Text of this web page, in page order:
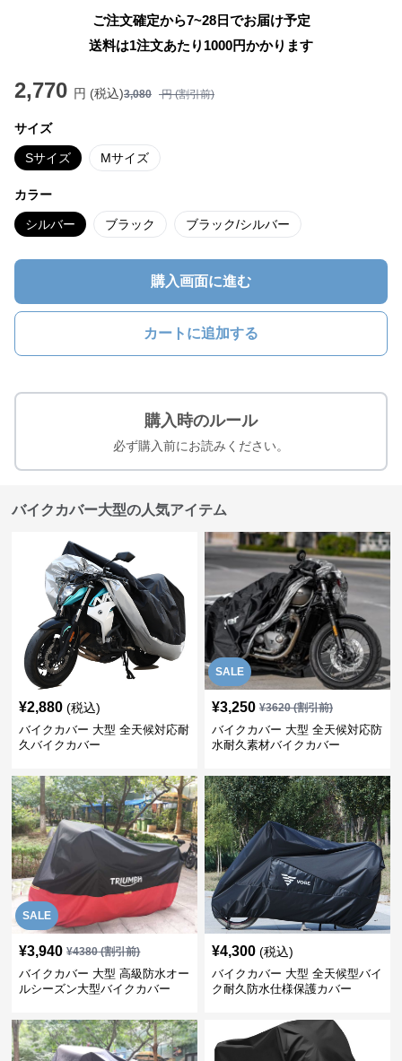
ご注文確定から7~28日でお届け予定
送料は1注文あたり 1000円かかります
2,770 円 (税込)3,080 円 (割引前)
サイズ
Sサイズ Mサイズ
カラー
シルバー ブラック ブラック/シルバー
購入画面に進む
カートに追加する
購入時のルール
必ず購入前にお読みください。
バイクカバー大型の人気アイテム
¥2,880 (税込)
バイクカバー 大型 全天候対応耐
久バイクカバー
SALE
¥3,250 ¥3620(割引前)
バイクカバー 大型 全天候対応防
水耐久素材バイクカバー
SALE
¥3,940 ¥4380(割引前)
バイクカバー 大型 高級防水オー
ルシーズン大型バイクカバー
¥4,300 (税込)
バイクカバー 大型 全天候型バイ
ク耐久防水仕様保護カバー